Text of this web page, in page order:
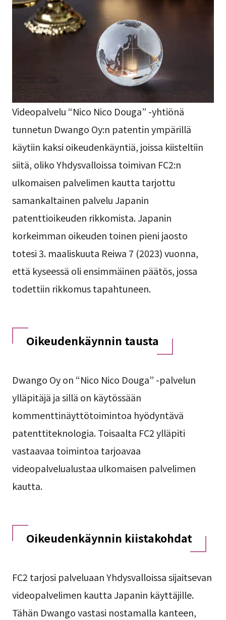
Videopalvelu “Nico Nico Douga” -yhtiönä
tunnetun Dwango Oy:n patentin ympärillä
käytiin kaksi oikeudenkäyntiä, joissa kiisteltiin
siitä, oliko Yhdysvalloissa toimivan FC2:n
ulkomaisen palvelimen kautta tarjottu
samankaltainen palvelu Japanin
patenttioikeuden rikkomista. Japanin
korkeimman oikeuden toinen pieni jaosto
totesi 3. maaliskuuta Reiwa 7 (2023) vuonna,
että kyseessä oli ensimmäinen päätös, jossa
todettiin rikkomus tapahtuneen.
Oikeudenkäynnin tausta
Dwango Oy on “Nico Nico Douga” -palvelun
ylläpitäjä ja sillä on käytössään
kommenttinäyttötoimintoa hyödyntävä
patenttiteknologia. Toisaalta FC2 ylläpiti
vastaavaa toimintoa tarjoavaa
videopalvelualustaa ulkomaisen palvelimen
kautta.
Oikeudenkäynnin kiistakohdat
FC2 tarjosi palveluaan Yhdysvalloissa sijaitsevan
videopalvelimen kautta Japanin käyttäjille.
Tähän Dwango vastasi nostamalla kanteen,